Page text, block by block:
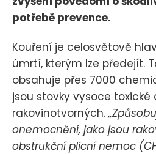
potřebě prevence.
Kouření je celosvětově
úmrtí, kterým lze předejít.
obsahuje přes 7000
jsou stovky vysoce
rakovinotvorných.
onemocnění, jako jsou
obstrukční plicní nemoc